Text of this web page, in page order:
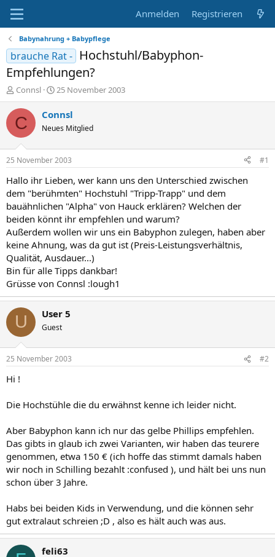
Anmelden Registrieren
Babynahrung + Babypflege
brauche Rat -
Hochstuhl/Babyphon-
Empfehlungen?
E
r
s
t
e
r
Connsl
E
r
s
e
l
t
a
25 November 2003
C Connsl
Neues Mitglied
25 November 2003 #1
Hallo ihr Lieben, wer kann uns den Unterschied zwischen
dem "berühmten" Hochstuhl "Tripp-Trapp" und dem
bauähnlichen "Alpha" von Hauck erklären? Welchen der
beiden könnt ihr empfehlen und warum?
Außerdem wollen wir uns ein Babyphon zulegen, haben aber
keine Ahnung, was da gut ist (Preis-Leistungsverhältnis,
Qualität, Ausdauer...)
Bin für alle Tipps dankbar!
Grüsse von Connsl :lough1
U User 5
Guest
25 November 2003 #2
Hi !
Die Hochstühle die du erwähnst kenne ich leider nicht.
Aber Babyphon kann ich nur das gelbe Phillips empfehlen.
Das gibts in glaub ich zwei Varianten, wir haben das teurere
genommen, etwa 150 € (ich hoffe das stimmt damals haben
wir noch in Schilling bezahlt :confused ), und hält bei uns nun
schon über 3 Jahre.
Habs bei beiden Kids in Verwendung, und die können sehr
gut extralaut schreien ;D , also es hält auch was aus.
feli63